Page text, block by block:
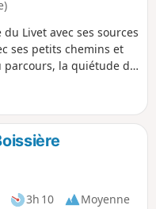
Livet avec ses sources
ses petits chemins et
la quiétude de
3h 10
Moyenne